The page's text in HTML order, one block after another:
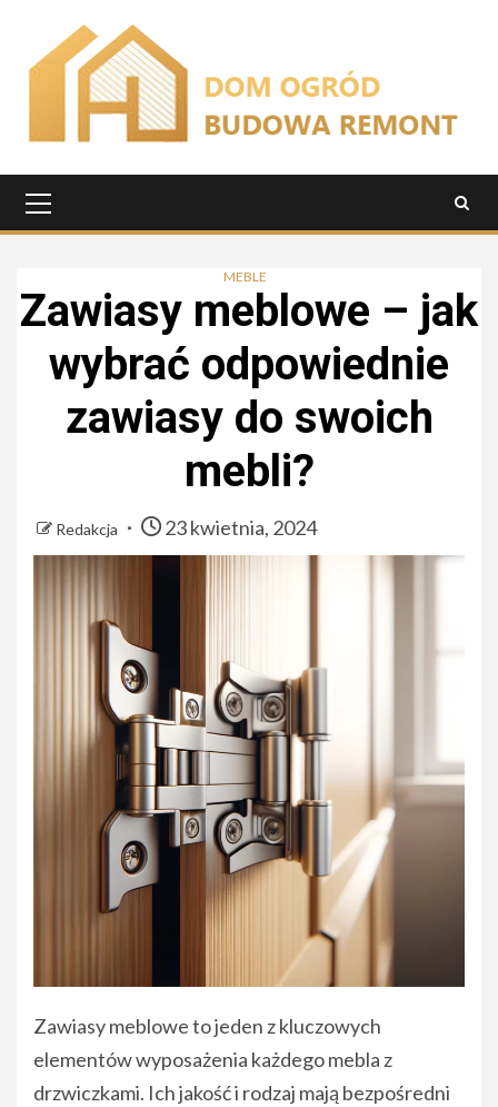
treści
główne
MEBLE
Zawiasy meblowe – jak
wybrać odpowiednie
zawiasy do swoich
mebli?
Redakcja 23 kwietnia, 2024
Zawiasy meblowe to jeden z kluczowych
elementów wyposażenia każdego mebla z
drzwiczkami. Ich jakość i rodzaj mają bezpośredni